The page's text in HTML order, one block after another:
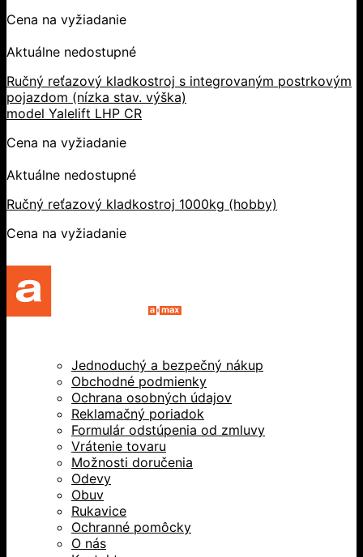
Cena na vyžiadanie
Aktuálne nedostupné
Ručný reťazový kladkostroj s integrovaným postrkovým
pojazdom (nízka stav. výška)
model Yalelift LHP CR
Cena na vyžiadanie
Aktuálne nedostupné
Ručný reťazový kladkostroj 1000kg (hobby)
Cena na vyžiadanie
Jednoduchý a bezpečný nákup
Obchodné podmienky
Ochrana osobných údajov
Reklamačný poriadok
Formulár odstúpenia od zmluvy
Vrátenie tovaru
Možnosti doručenia
Odevy
Obuv
Rukavice
Ochranné pomôcky
O nás